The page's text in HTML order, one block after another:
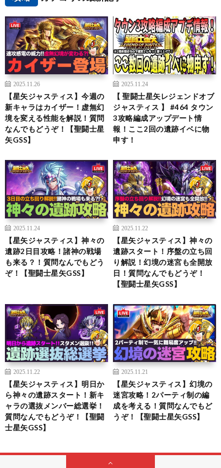
2025.11.26
【星矢ジャスティス】今週の
新キャラはカイザー！虚無幻
境を変える性能を解説！質問
なんでもどうぞ！【聖闘士星
矢GSS】
2025.11.24
【 聖闘士星矢レジェンドオブ
ジャスティス 】 #464 タウン
3攻略編成アップデート情
報！ここ2回の遺跡イベに物
申す！
2025.11.24
【星矢ジャスティス】神々の
遺跡2日目攻略！諸神の戦場
も来る？！質問なんでもどう
ぞ！【聖闘士星矢GSS】
2025.11.22
【星矢ジャスティス】神々の
遺跡スタート！序盤の立ち回
り解説！幻境の迷宮も全開放
日！質問なんでもどうぞ！
【聖闘士星矢GSS】
2025.11.22
【星矢ジャスティス】明日か
ら神々の遺跡スタート！新キ
ャラの選抜メンバー総選挙！
質問なんでもどうぞ！【聖闘
士星矢GSS】
2025.11.21
【星矢ジャスティス】幻境の
迷宮攻略！2パーティ制の編
成を考える！質問なんでもど
うぞ！【聖闘士星矢GSS】